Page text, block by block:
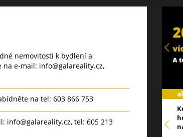
nemovitosti k bydlení a
e-mail: info@galareality.cz,
na tel: 603 866 753
info@galareality.cz, tel: 605 213